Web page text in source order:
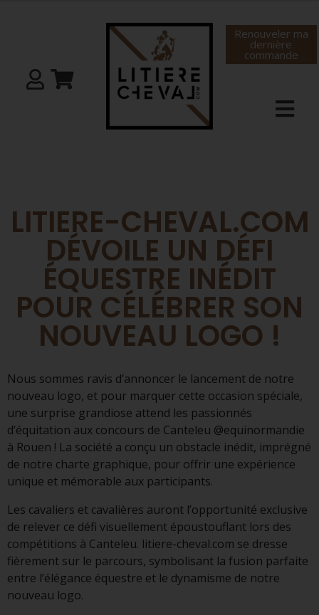
Renouveler ma
dernière
commande
LITIERE-CHEVAL.COM
DÉVOILE UN DÉFI
ÉQUESTRE INÉDIT
POUR CÉLÉBRER SON
NOUVEAU LOGO !
Nous sommes ravis d’annoncer le lancement de notre
nouveau logo, et pour marquer cette occasion spéciale,
une surprise grandiose attend les passionnés
d’équitation aux concours de Canteleu @equinormandie
à Rouen ! La société a conçu un obstacle inédit, imprégné
de notre charte graphique, pour offrir une expérience
unique et mémorable aux participants.
Les cavaliers et cavalières auront l’opportunité exclusive
de relever ce défi visuellement époustouflant lors des
compétitions à Canteleu. litiere-cheval.com se dresse
fièrement sur le parcours, symbolisant la fusion parfaite
entre l’élégance équestre et le dynamisme de notre
nouveau logo.